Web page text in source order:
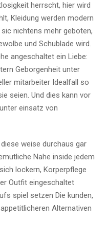
herrscht, hier wird
Kleidung werden modern
nichtens mehr geboten,
und Schublade wird.
angeschaltet ein Liebe:
Geborgenheit unter
mitarbeiter Idealfall so
seien. Und dies kann vor
einsatz von
weise durchaus gar
Nahe inside jedem
lockern, Korperpflege
Outfit eingeschaltet
spiel setzen Die kunden,
Alternativen